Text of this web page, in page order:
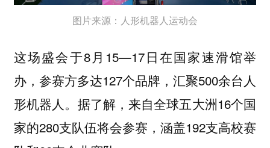
图片来源：人形机器人运动会
这场盛会于8月15—17日在国家速滑馆举
办，参赛方多达127个品牌，汇聚500余台人
形机器人。据了解，来自全球五大洲16个国
家的280支队伍将会参赛，涵盖192支高校赛